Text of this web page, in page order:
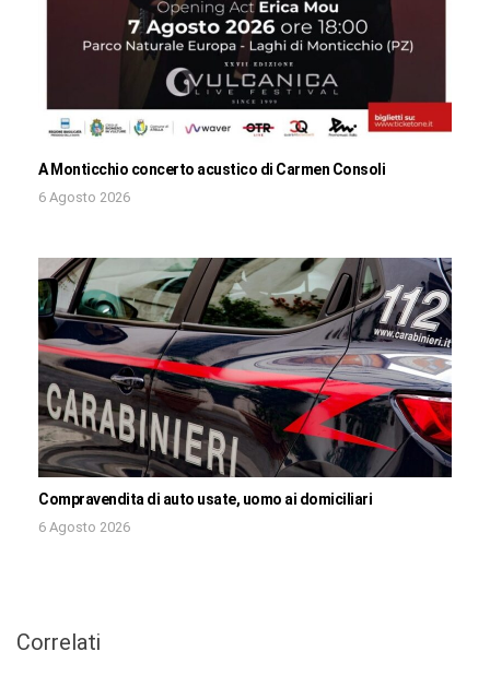
A Monticchio concerto acustico di Carmen Consoli
6 Agosto 2026
Compravendita di auto usate, uomo ai domiciliari
6 Agosto 2026
Correlati